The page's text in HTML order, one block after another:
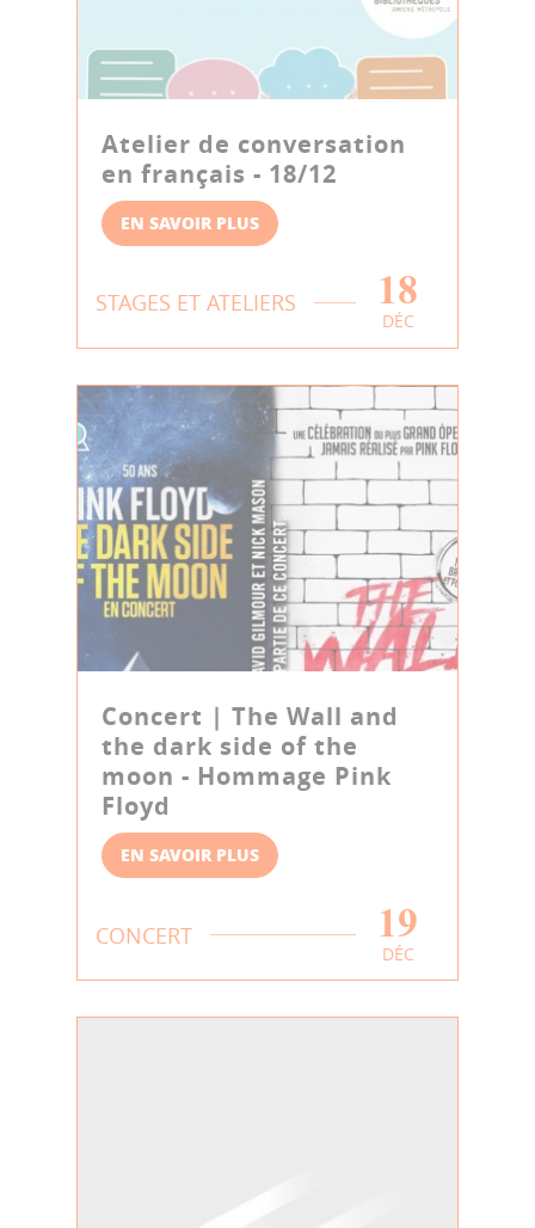
Atelier de conversation
en français - 18/12
EN SAVOIR PLUS
STAGES ET ATELIERS 18
DÉC
Concert | The Wall and
the dark side of the
moon - Hommage Pink
Floyd
EN SAVOIR PLUS
CONCERT 19
DÉC